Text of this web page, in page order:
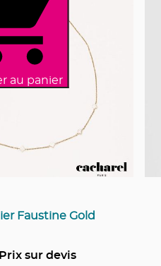
au panier
Faustine Gold
Prix sur devis